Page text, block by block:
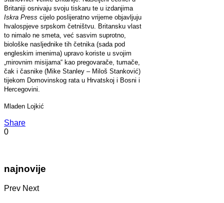
Britaniji osnivaju svoju tiskaru te u izdanjima
Iskra Press cijelo poslijeratno vrijeme objavljuju
hvalospjeve srpskom četništvu. Britansku vlast
to nimalo ne smeta, već sasvim suprotno,
biološke nasljednike tih četnika (sada pod
engleskim imenima) upravo koriste u svojim
„mirovnim misijama“ kao pregovarače, tumače,
čak i časnike (Mike Stanley – Miloš Stanković)
tijekom Domovinskog rata u Hrvatskoj i Bosni i
Hercegovini.
Mladen Lojkić
Share
0
najnovije
Prev Next